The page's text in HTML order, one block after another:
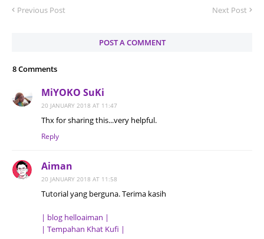
Previous Post Next Post
POST A COMMENT
8 Comments
MiYOKO SuKi
20 JANUARY 2018 AT 11:47
Thx for sharing this...very helpful.
Reply
Aiman
20 JANUARY 2018 AT 11:58
Tutorial yang berguna. Terima kasih
| blog helloaiman |
| Tempahan Khat Kufi |